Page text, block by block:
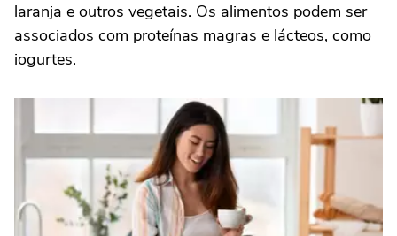
laranja e outros vegetais. Os alimentos podem ser
associados com proteínas magras e lácteos, como
iogurtes.